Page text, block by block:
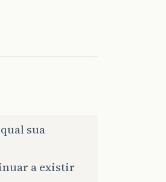
sua
a existir